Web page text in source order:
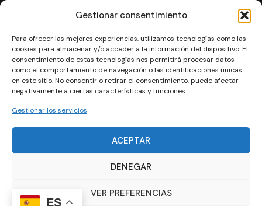
Gestionar consentimiento
Para ofrecer las mejores experiencias, utilizamos tecnologías como las
cookies para almacenar y/o acceder a la información del dispositivo. El
consentimiento de estas tecnologías nos permitirá procesar datos
como el comportamiento de navegación o las identificaciones únicas
en este sitio. No consentir o retirar el consentimiento, puede afectar
negativamente a ciertas características y funciones.
Gestionar los servicios
ACEPTAR
DENEGAR
VER PREFERENCIAS
Política de cookies
Política de privacidad
Política de privacidad RRSS
Términos y Condiciones
Las mejores rutas de Ibiza
Can Manolo Bikes © 2024 | Designed byAgencia la Clásica
ES